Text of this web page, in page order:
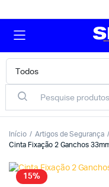
Início Artigos de Segurança
Cinta Fixação 2 Ganchos
15%